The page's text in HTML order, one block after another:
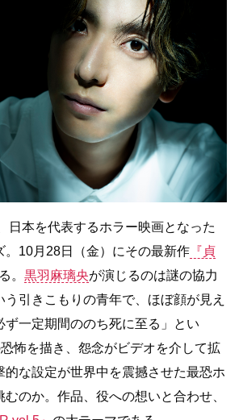
日本を代表するホラー映画となった
。10月28日（金）にその最新作 『貞
。 黒羽麻璃央が演じるのは謎の協力
引きこもりの青年で、ほぼ顔が見え
ず一定期間ののち死に至る」とい
恐怖を描き、怨念がビデオを介して拡
的な設定が世界中を震撼させた最恐ホ
のか。作品、役への想いと合わせ、